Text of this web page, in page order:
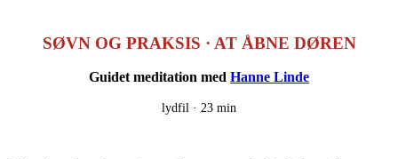
SØVN OG PRAKSIS · AT ÅBNE DØREN
Guidet meditation med Hanne Linde
lydfil · 23 min